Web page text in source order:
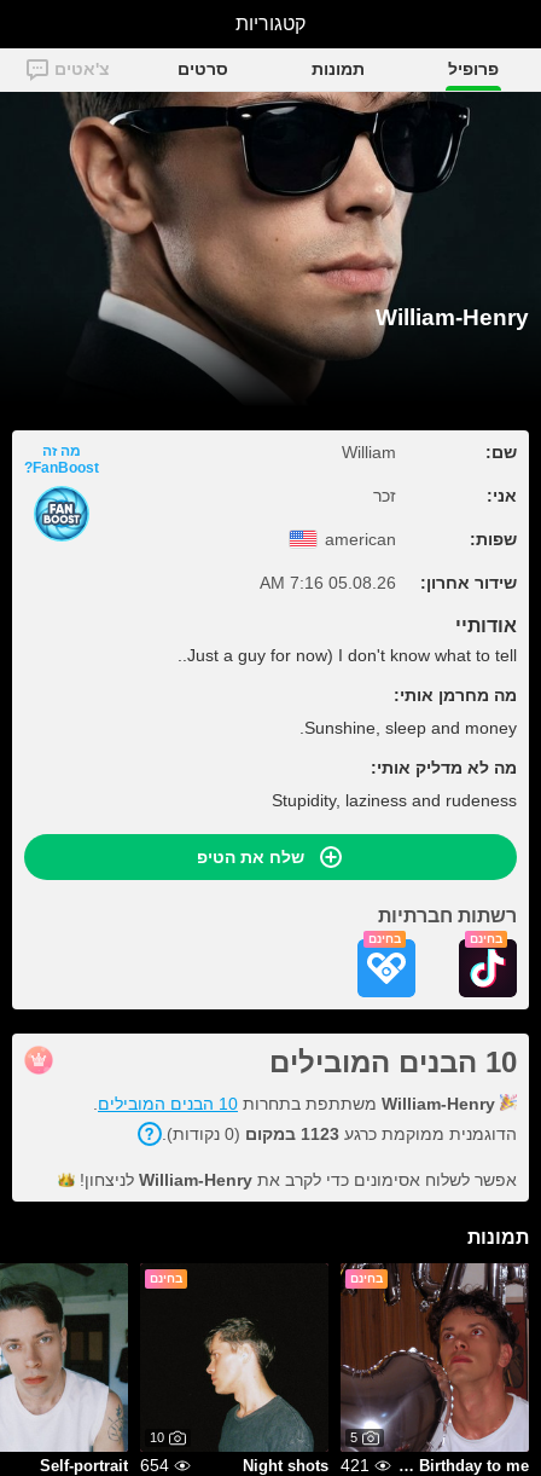
William-Henry
פרופיל תמונות סרטים צ'אטים
William-Henry
שם: William
אני: זכר
שפות: american
שידור אחרון: 05.08.26 7:16 AM
מה זה
FanBoost?
אודותיי
Just a guy for now) I don't know what to tell..
מה מחרמן אותי:
Sunshine, sleep and money.
מה לא מדליק אותי:
Stupidity, laziness and rudeness
שלח את הטיפ
רשתות חברתיות
בחינם בחינם
10 הבנים המובילים
William-Henry משתתפת בתחרות 10 הבנים המובילים
הדוגמנית ממוקמת כרגע 1123 במקום (0 נקודות).
אפשר לשלוח אסימונים כדי לקרב את William-Henry לניצחון!
תמונות
בחינם
5
Happy Birthday to me!
421
בחינם
10
Night shots
654
Self-portrait
קטגוריות